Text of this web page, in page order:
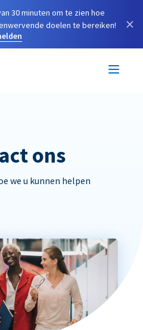
30 minuten om te zien hoe
doelen te bereiken!
×
ons
we u kunnen helpen